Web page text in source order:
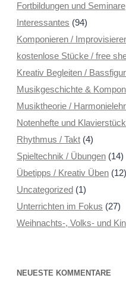
Fortbildungen und Seminare
Interessantes (94)
Komponieren /
kostenlose Stücke / free
Kreativ Begleiten /
Musikgeschichte &
Musiktheorie /
Notenhefte und
Rhythmus / Takt(4)
Spieltechnik / Übungen(14)
Übetipps / Kreativ Üben(12)
Uncategorized(1)
Unterrichten im Fokus (27)
Weihnachts-, Volks- und
NEUESTE KOMMENTARE